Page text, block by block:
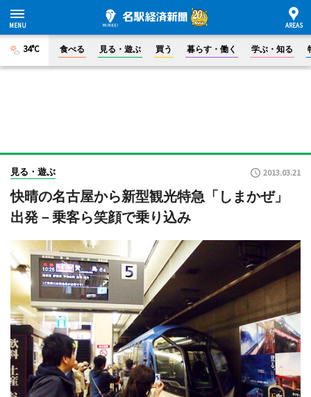
34°C 食べる 見る・遊ぶ 買う 暮らす・働く 学ぶ・知る
見る・遊ぶ 2013.03.21
快晴の名古屋から新型観光特急「しまかぜ」
出発－乗客ら笑顔で乗り込み